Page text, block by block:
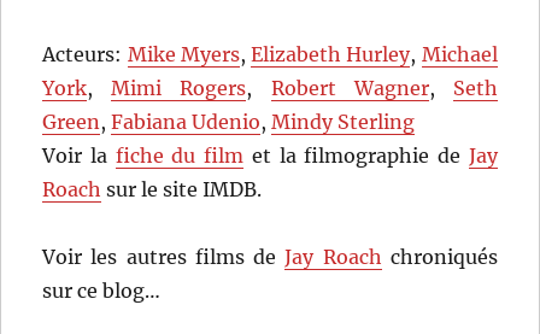
Acteurs: Mike Myers,Elizabeth Hurley, Michael
York,Mimi Rogers, Robert Wagner, Seth
Green,Fabiana Udenio,Mindy Sterling
Voir la fiche du film et la filmographie de Jay
Roach sur le site IMDB.
Voir les autres films deJay Roach chroniqués
sur ce blog…